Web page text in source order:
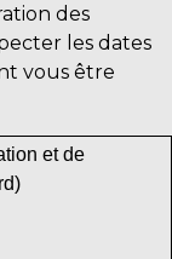
des
les dates
vous être
et de